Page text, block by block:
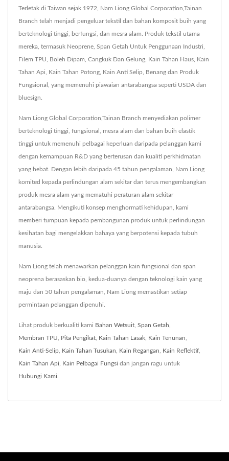
Terletak di Taiwan sejak 1972, Nam Liong Global Corporation,Tainan
Branch telah menjadi pengeluar tekstil dan bahan komposit buih yang
berteknologi tinggi, berfungsi, dan mesra alam. Produk tekstil utama
mereka, termasuk Neoprene, Span Getah Untuk Penggunaan Industri,
Filem TPU, Boleh Dipam, Cangkuk Dan Gelung, Kain Tahan Haus, Kain
Tahan Api, Kain Tahan Potong, Kain Anti Selip, Benang dan Produk
Fungsional, yang memenuhi piawaian antarabangsa seperti USDA dan
bluesign.
Nam Liong Global Corporation,Tainan Branch menyediakan polimer
berteknologi tinggi, fungsional, mesra alam dan bahan buih elastik
tinggi untuk memenuhi pelbagai keperluan daripada pelanggan kami
dengan kemampuan R&D yang berterusan dan kualiti perkhidmatan
yang hebat. Dengan lebih daripada 45 tahun pengalaman, Nam Liong
komited kepada perlindungan alam sekitar dan terus mengembangkan
produk mesra alam yang mematuhi peraturan alam sekitar
antarabangsa. Mengikuti konsep menghormati kehidupan, kami
memberi tumpuan kepada pembangunan produk untuk perlindungan
kesihatan bagi mengelakkan bahaya yang berpotensi kepada tubuh
manusia.
Nam Liong telah menawarkan pelanggan kain fungsional dan span
neoprena berasaskan bio, kedua-duanya dengan teknologi kain yang
maju dan 50 tahun pengalaman, Nam Liong memastikan setiap
permintaan pelanggan dipenuhi.
Lihat produk berkualiti kami Bahan Wetsuit Span Getah
Membran TPU Pita Pengikat Kain Tahan Lasak Kain Tenunan
Kain Anti-Selip Kain Tahan Tusukan Kain Regangan Kain Reflektif
Kain Tahan Api Kain Pelbagai Fungsi dan jangan ragu untuk
Hubungi Kami